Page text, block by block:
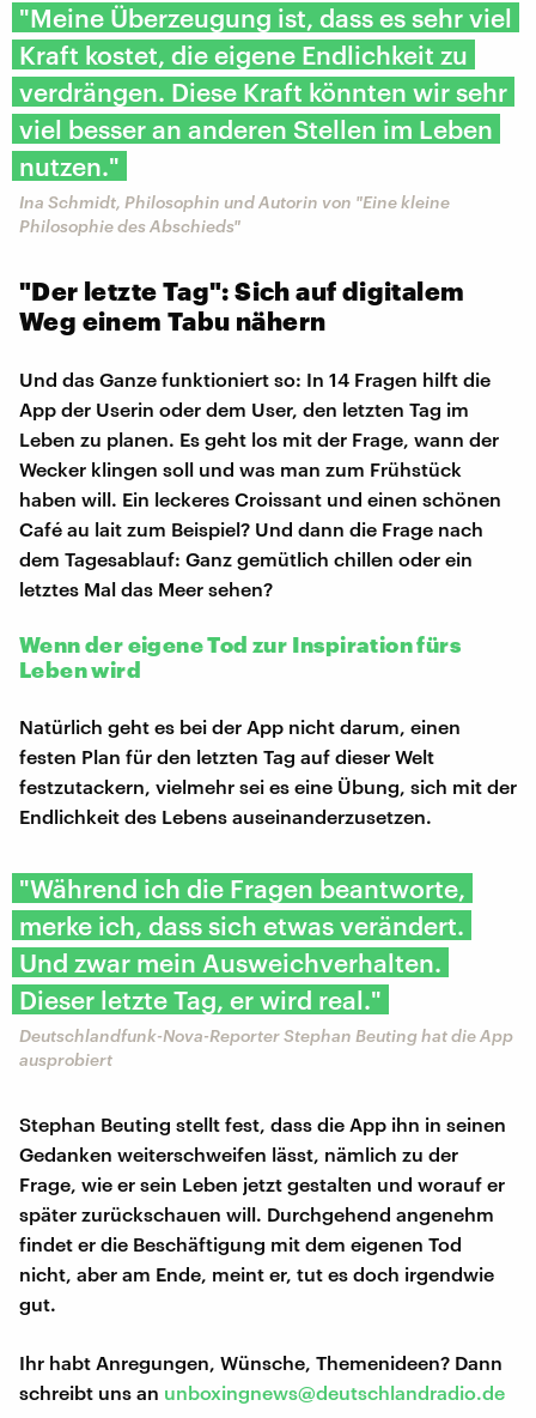
"Meine Überzeugung ist, dass es sehr viel
Kraft kostet, die eigene Endlichkeit zu
verdrängen. Diese Kraft könnten wir sehr
viel besser an anderen Stellen im Leben
nutzen."
Ina Schmidt, Philosophin und Autorin von "Eine kleine
Philosophie des Abschieds"
"Der letzte Tag": Sich auf digitalem
Weg einem Tabu nähern
Und das Ganze funktioniert so: In 14 Fragen hilft die
App der Userin oder dem User, den letzten Tag im
Leben zu planen. Es geht los mit der Frage, wann der
Wecker klingen soll und was man zum Frühstück
haben will. Ein leckeres Croissant und einen schönen
Café au lait zum Beispiel? Und dann die Frage nach
dem Tagesablauf: Ganz gemütlich chillen oder ein
letztes Mal das Meer sehen?
Wenn der eigene Tod zur Inspiration fürs
Leben wird
Natürlich geht es bei der App nicht darum, einen
festen Plan für den letzten Tag auf dieser Welt
festzutackern, vielmehr sei es eine Übung, sich mit der
Endlichkeit des Lebens auseinanderzusetzen.
"Während ich die Fragen beantworte,
merke ich, dass sich etwas verändert.
Und zwar mein Ausweichverhalten.
Dieser letzte Tag, er wird real."
Deutschlandfunk-Nova-Reporter Stephan Beuting hat die App
ausprobiert
Stephan Beuting stellt fest, dass die App ihn in seinen
Gedanken weiterschweifen lässt, nämlich zu der
Frage, wie er sein Leben jetzt gestalten und worauf er
später zurückschauen will. Durchgehend angenehm
findet er die Beschäftigung mit dem eigenen Tod
nicht, aber am Ende, meint er, tut es doch irgendwie
gut.
Ihr habt Anregungen, Wünsche, Themenideen? Dann
schreibt uns an unboxingnews@deutschlandradio.de